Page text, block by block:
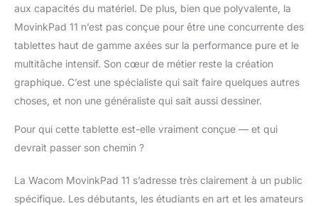
aux capacités du matériel. De plus, bien que polyvalente, la
MovinkPad 11 n’est pas conçue pour être une concurrente des
tablettes haut de gamme axées sur la performance pure et le
multitâche intensif. Son cœur de métier reste la création
graphique. C’est une spécialiste qui sait faire quelques autres
choses, et non une généraliste qui sait aussi dessiner.
Pour qui cette tablette est-elle vraiment conçue — et qui
devrait passer son chemin ?
La Wacom MovinkPad 11 s’adresse très clairement à un public
spécifique. Les débutants, les étudiants en art et les amateurs